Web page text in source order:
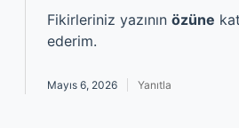
Fikirleriniz yazının özüne
ederim.
Mayıs 6, 2026 Yanıtla